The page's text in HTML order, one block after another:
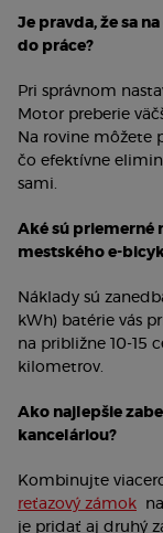
Je pravda, že sa
do práce?
Pri správnom
Motor preberie
Na rovine môžete
čo efektívne
sami.
Aké sú priemerné
mestského e-
Náklady sú
kWh) batérie vás
na približne 10-15
kilometrov.
Ako najlepšie
kanceláriou?
Kombinujte
reťazový zámok
je pridať aj druhý